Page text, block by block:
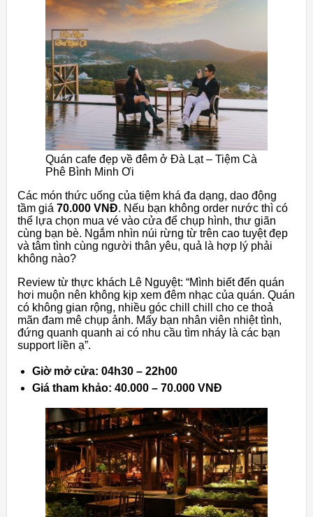
Quán cafe đẹp về đêm ở Đà Lạt – Tiệm Cà
Phê Bình Minh Ơi
Các món thức uống của tiệm khá đa dạng, dao động
tầm giá 70.000 VNĐ. Nếu bạn không order nước thì có
thể lựa chọn mua vé vào cửa để chụp hình, thư giãn
cùng bạn bè. Ngắm nhìn núi rừng từ trên cao tuyệt đẹp
và tâm tình cùng người thân yêu, quả là hợp lý phải
không nào?
Review từ thực khách Lê Nguyệt: “Mình biết đến quán
hơi muộn nên không kịp xem đêm nhạc của quán. Quán
có không gian rộng, nhiều góc chill chill cho ce thoả
mãn đam mê chụp ảnh. Mấy bạn nhân viên nhiệt tình,
đứng quanh quanh ai có nhu cầu tìm nháy là các bạn
support liền ạ”.
Giờ mở cửa: 04h30 – 22h00
Giá tham khảo: 40.000 – 70.000 VNĐ